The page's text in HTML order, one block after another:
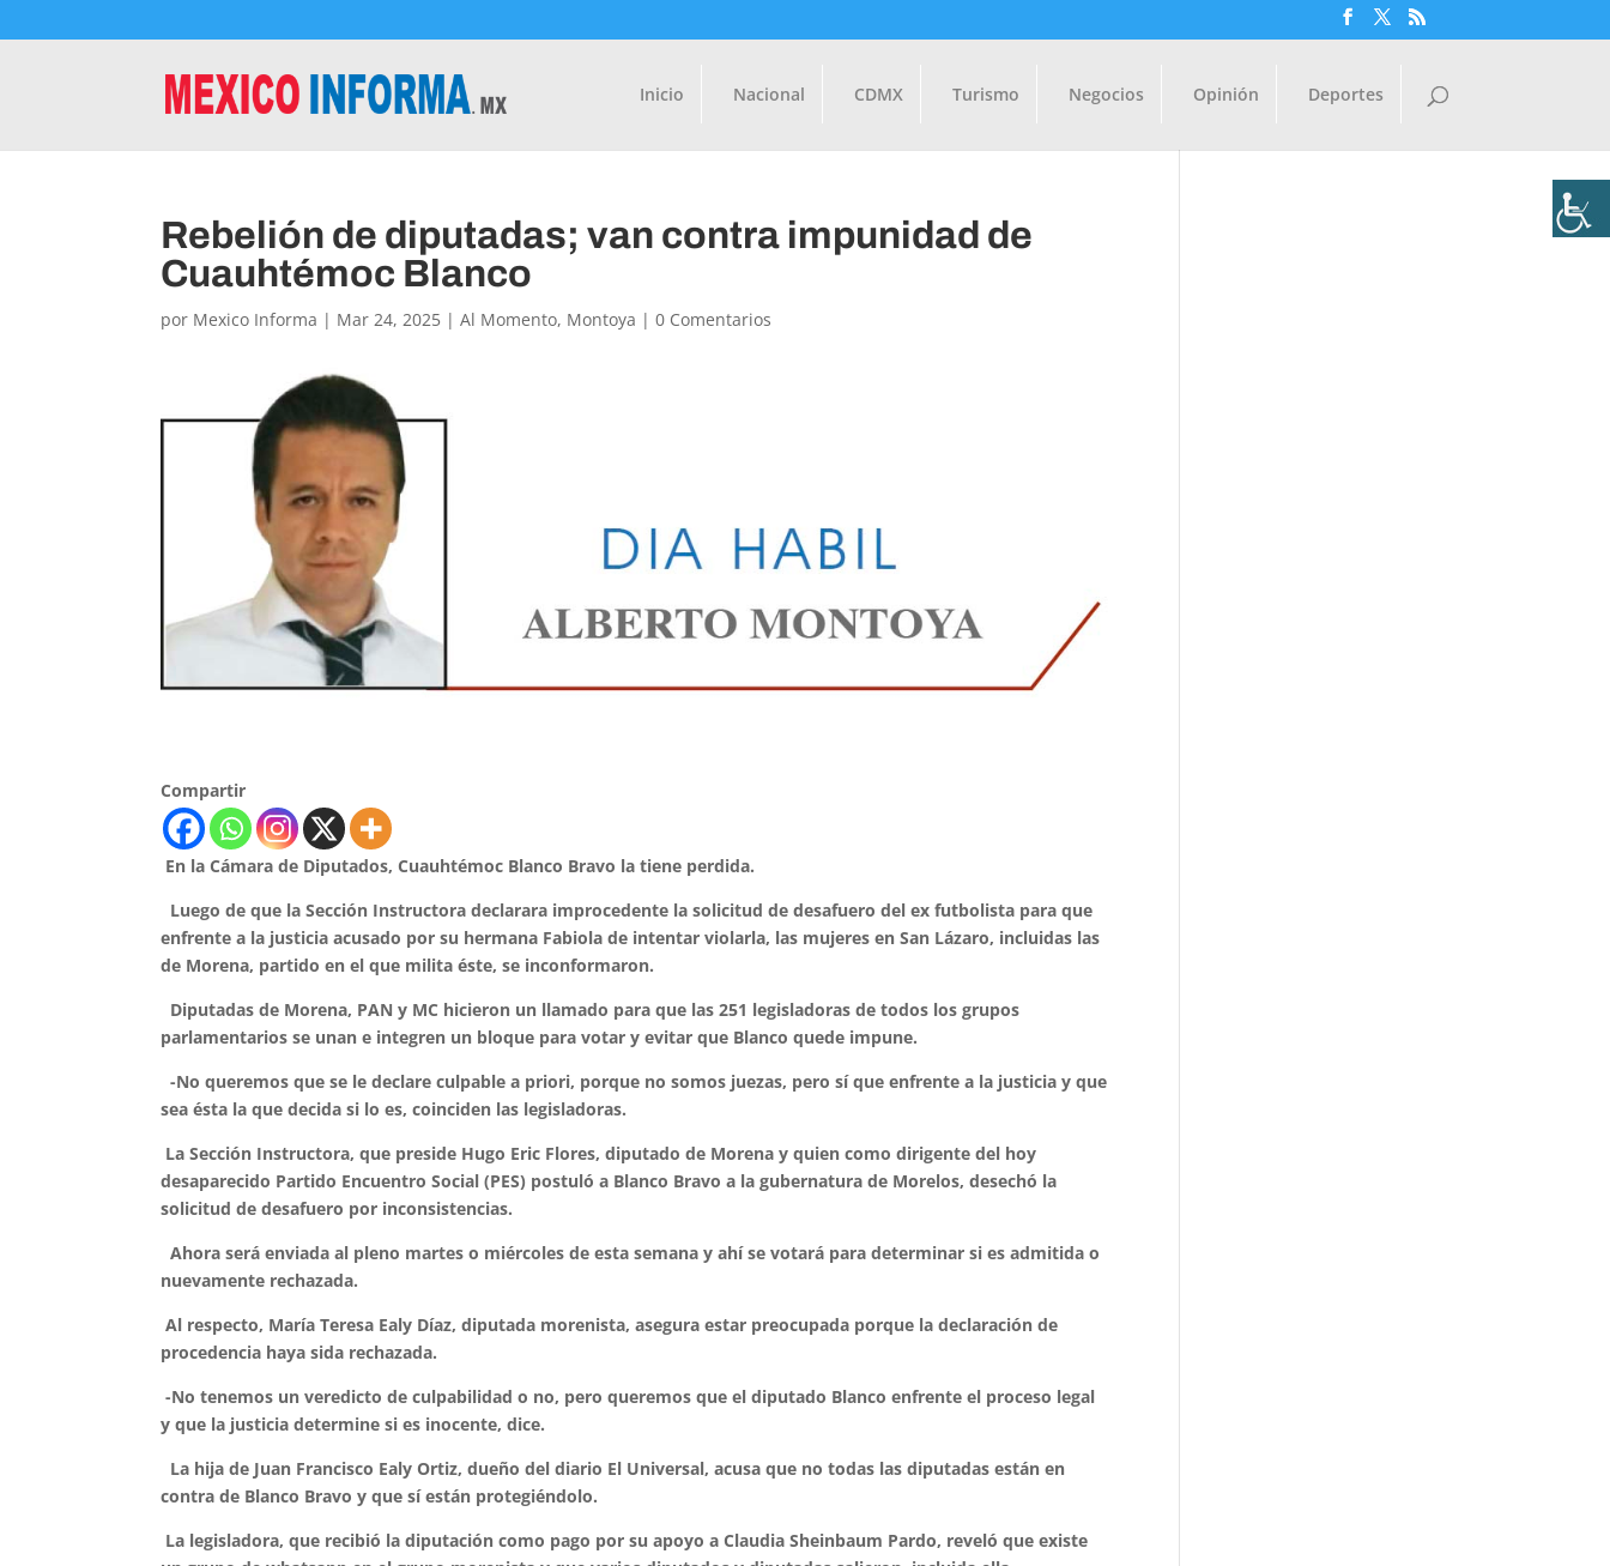
Inicio Nacional CDMX Turismo Negocios Opinión Deportes
Rebelión de diputadas; van contra impunidad de
Cuauhtémoc Blanco
por Mexico Informa | Mar 24, 2025 |Al Momento, Montoya |0 Comentarios
Compartir
En la Cámara de Diputados, Cuauhtémoc Blanco Bravo la tiene perdida.
Luego de que la Sección Instructora declarara improcedente la solicitud de desafuero del ex futbolista para que
enfrente a la justicia acusado por su hermana Fabiola de intentar violarla, las mujeres en San Lázaro, incluidas las
de Morena, partido en el que milita éste, se inconformaron.
Diputadas de Morena, PAN y MC hicieron un llamado para que las 251 legisladoras de todos los grupos
parlamentarios se unan e integren un bloque para votar y evitar que Blanco quede impune.
-No queremos que se le declare culpable a priori, porque no somos juezas, pero sí que enfrente a la justicia y que
sea ésta la que decida si lo es, coinciden las legisladoras.
La Sección Instructora, que preside Hugo Eric Flores, diputado de Morena y quien como dirigente del hoy
desaparecido Partido Encuentro Social (PES) postuló a Blanco Bravo a la gubernatura de Morelos, desechó la
solicitud de desafuero por inconsistencias.
Ahora será enviada al pleno martes o miércoles de esta semana y ahí se votará para determinar si es admitida o
nuevamente rechazada.
Al respecto, María Teresa Ealy Díaz, diputada morenista, asegura estar preocupada porque la declaración de
procedencia haya sida rechazada.
-No tenemos un veredicto de culpabilidad o no, pero queremos que el diputado Blanco enfrente el proceso legal
y que la justicia determine si es inocente, dice.
La hija de Juan Francisco Ealy Ortiz, dueño del diario El Universal, acusa que no todas las diputadas están en
contra de Blanco Bravo y que sí están protegiéndolo.
La legisladora, que recibió la diputación como pago por su apoyo a Claudia Sheinbaum Pardo, reveló que existe